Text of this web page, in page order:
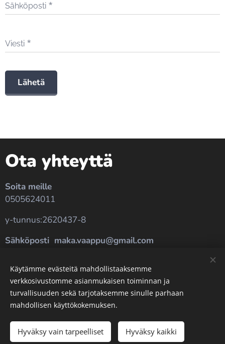
Sähköposti
Viesti
Lähetä
Ota yhteyttä
Soita meille
0505624011
y-tunnus:2620437-8
Sähköposti maka.vaappu@gmail.com
Pexelspalvelun toimittamat kuvat
Evästeet
Kielet
English
Käytämme evästeitä mahdollistaaksemme
verkkosivustomme asianmukaisen toiminnan ja
turvallisuuden sekä tarjotaksemme sinulle parhaan
mahdollisen käyttökokemuksen.
Hyväksy vain tarpeelliset Hyväksy kaikki